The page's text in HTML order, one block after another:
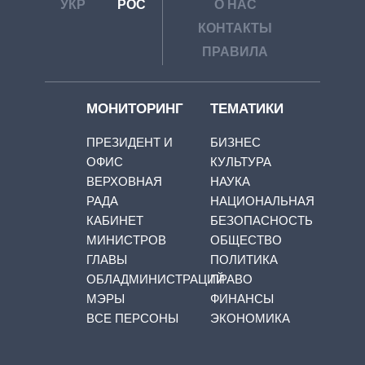
УКР РОС
О НАС
КОНТАКТЫ
ПРАВИЛА
МОНИТОРИНГ
ПРЕЗИДЕНТ И
ОФИС
ВЕРХОВНАЯ
РАДА
КАБИНЕТ
МИНИСТРОВ
ГЛАВЫ
ОБЛАДМИНИСТРАЦИЙ
МЭРЫ
ВСЕ ПЕРСОНЫ
ТЕМАТИКИ
БИЗНЕС
КУЛЬТУРА
НАУКА
НАЦИОНАЛЬНАЯ
БЕЗОПАСНОСТЬ
ОБЩЕСТВО
ПОЛИТИКА
ПРАВО
ФИНАНСЫ
ЭКОНОМИКА